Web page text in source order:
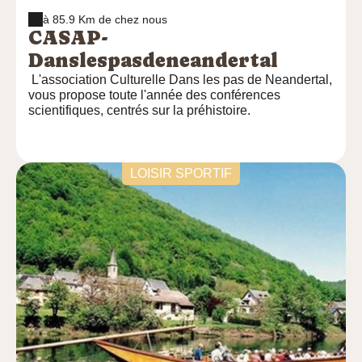
à 85.9 Km de chez nous
CASAP-
Danslespasdeneandertal
L'association Culturelle Dans les pas de Neandertal,
vous propose toute l'année des conférences
scientifiques, centrés sur la préhistoire.
LOISIR SPORTIF